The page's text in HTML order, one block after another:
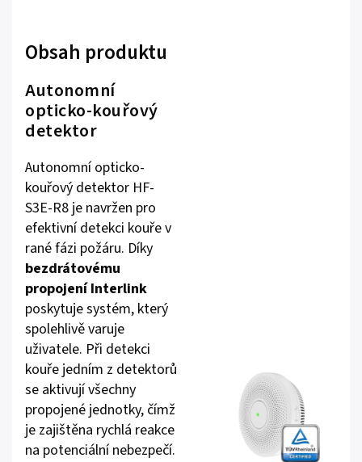
Obsah produktu
Autonomní
opticko-kouřový
detektor
Autonomní opticko-
kouřový detektor HF-
S3E-R8 je navržen pro
efektivní detekci kouře v
rané fázi požáru. Díky
bezdrátovému
propojení Interlink
poskytuje systém, který
spolehlivě varuje
uživatele. Při detekci
kouře jedním z detektorů
se aktivují všechny
propojené jednotky, čímž
je zajištěna rychlá reakce
na potenciální nebezpečí.